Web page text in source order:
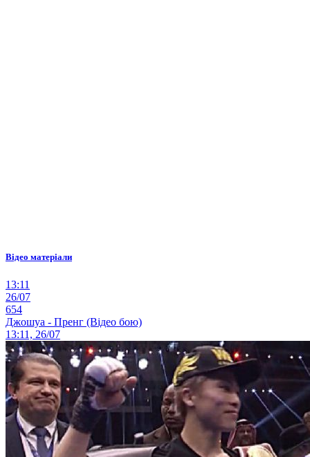
Відео матеріали
13:11
26/07
654
Джошуа - Пренг (Відео бою)
13:11, 26/07